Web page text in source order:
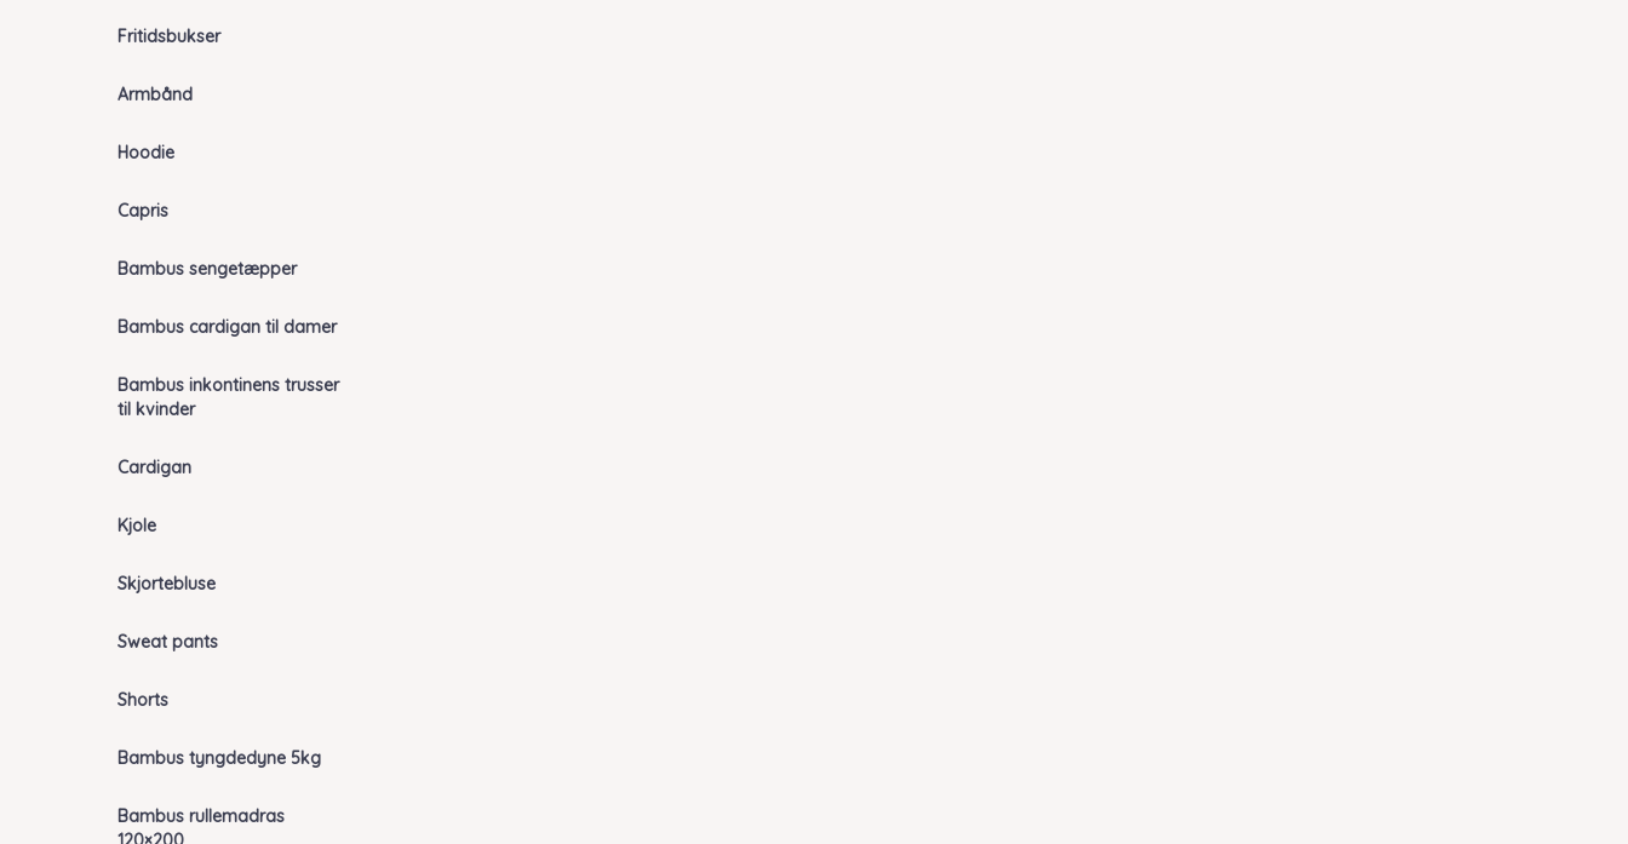
Fritidsbukser
Armbånd
Hoodie
Capris
Bambus sengetæpper
Bambus cardigan til damer
Bambus inkontinens trusser
til kvinder
Cardigan
Kjole
Skjortebluse
Sweat pants
Shorts
Bambus tyngdedyne 5kg
Bambus rullemadras